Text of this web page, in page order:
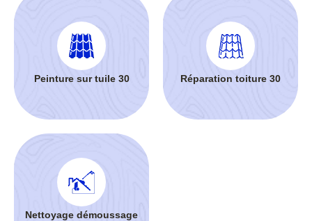
Peinture sur tuile 30 Réparation toiture 30
Nettoyage démoussage